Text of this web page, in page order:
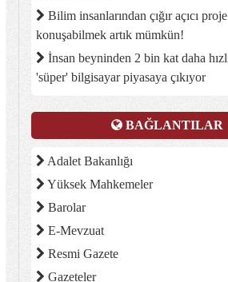
Bilim insanlarından çığır açıcı
konuşabilmek artık mümkün!
İnsan beyninden 2 bin kat daha
'süper' bilgisayar piyasaya çıkıyor
BAĞLANTILAR
Adalet Bakanlığı
Yüksek Mahkemeler
Barolar
E-Mevzuat
Resmi Gazete
Gazeteler